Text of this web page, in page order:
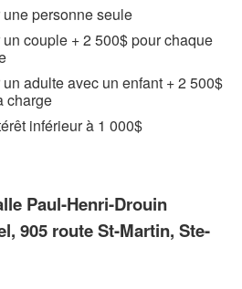
personne seule
couple + 2 500$ pour chaque
adulte avec un enfant + 2 500$
charge
inférieur à 1 000$
Drouin
route St-Martin, Ste-